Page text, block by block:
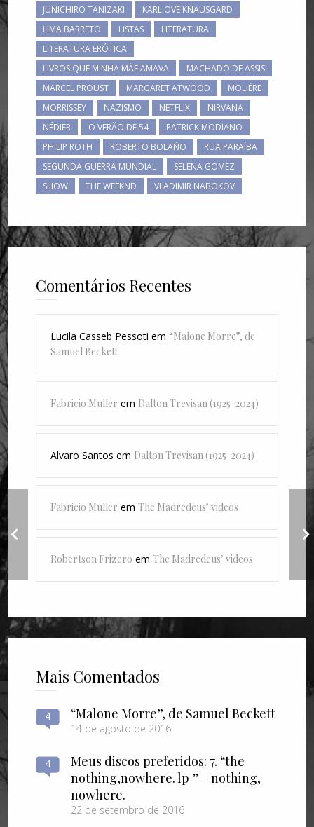
Minhas músicas
Way”, de Ariana
Miller)
JUNICHIRO TANIZAKI
KARL OVE KNAUSGARD
LIMA BARRETO
LISTAS
LITERATURA
LITERATURA ERÓTICA
LIVROS QUE MINHA MÃE AMAVA
MACHADO DE ASSIS
MARCEL PROUST
MARGARET ATWOOD
MOLIÈRE
MORRISSEY
NAZISMO NETFLIX
NIRVANA
NÉDIER
O VERÃO DE 54
PATRICK MODIANO
PHILIP ROTH
ROBERTO BOLAÑO
RUA PARAÍBA
SEGUNDA GUERRA MUNDIAL
SELENA GOMEZ
SHOW
THE WEEKND VLADIMIR NABOKOV
Comentários Recentes
Lucila Casseb Pessoti em “Malone Morre”, de
Samuel Beckett
Fabricio Muller em Dalton Trevisan (1925-2024)
Alvaro Santos em Dalton Trevisan (1925-2024)
Fabricio Muller emThe Madredeus’ videos
Robertson Frizero emThe Madredeus’ videos
Mais Comentados
4 “Malone Morre”, de Samuel Beckett
14 de agosto de 2016
4
Meus discos preferidos: 7. “the
nothing​,​nowhere. lp ” – nothing​,​
nowhere.
22 de setembro de 2016